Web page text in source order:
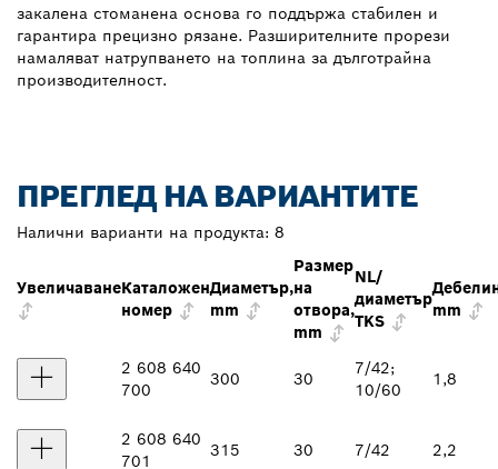
закалена стоманена основа го поддържа стабилен и
гарантира прецизно рязане. Разширителните прорези
намаляват натрупването на топлина за дълготрайна
производителност.
ПРЕГЛЕД НА ВАРИАНТИТЕ
Налични варианти на продукта: 8
УвеличаванеКаталожен
номер
Диаметър,
mm
Размер
на
отвора,
mm
NL/
диаметър
TKS
mm
2 608 640
700
300 30
7/42;
10/60
1,8
2 608 640
701
315 30 7/42 2,2